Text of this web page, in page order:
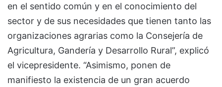
en el sentido común y en el conocimiento del
sector y de sus necesidades que tienen tanto las
organizaciones agrarias como la Consejería de
Agricultura, Gandería y Desarrollo Rural”, explicó
el vicepresidente. “Asimismo, ponen de
manifiesto la existencia de un gran acuerdo